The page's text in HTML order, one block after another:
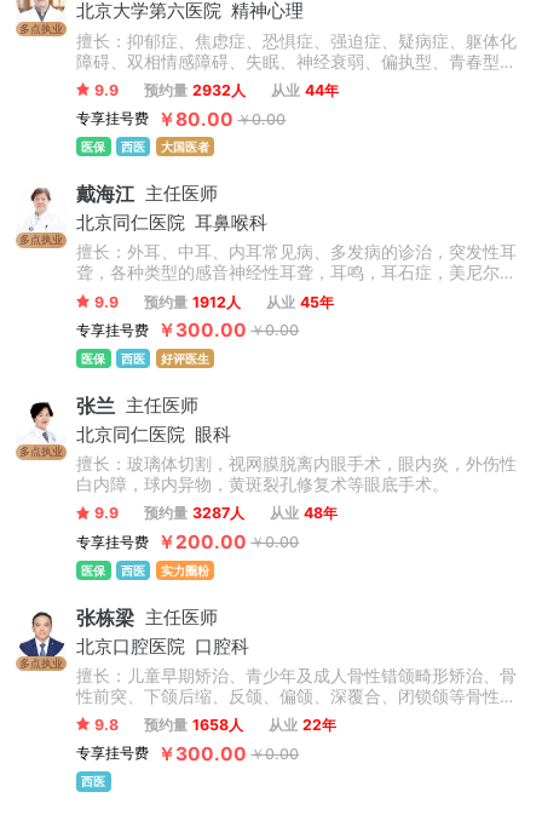
多点执业
北京大学第六医院 精神心理
擅长：抑郁症、焦虑症、恐惧症、强迫症、疑病症、躯体化
障碍、双相情感障碍、失眠、神经衰弱、偏执型、青春型、
紧张型、单纯型、未定型及其他型或待分类的精神障碍等精
神疾病。躁狂症、双相情感障碍、精神康复、精神障碍、精
神心理、睡眠障碍科、躁狂症、恐惧症、神经官能症、植物
神经紊乱、头痛头晕、更年期综合征、心理咨询、注意力不
9.9 预约量 2932人 从业 44年
专享挂号费
￥80.00 ￥0.00
医保 西医 大国医者
多点执业
戴海江 主任医师
北京同仁医院 耳鼻喉科
擅长：外耳、中耳、内耳常见病、多发病的诊治，突发性耳
聋，各种类型的感音神经性耳聋，耳鸣，耳石症，美尼尔氏
病等疾病的内外科治疗。先天性外中耳畸形的听力重建和整
形；慢性化脓性中耳炎的外科治疗，咽鼓管的解剖学研究，
义耳的临床和基础研究等。
9.9 预约量 1912人 从业 45年
专享挂号费
￥300.00 ￥0.00
医保 西医 好评医生
多点执业
张兰 主任医师
北京同仁医院
眼科
擅长：玻璃体切割，视网膜脱离内眼手术，眼内炎，外伤性
白内障，球内异物，黄斑裂孔修复术等眼底手术。
9.9 预约量 3287人 从业 48年
专享挂号费
￥200.00 ￥0.00
医保 西医 实力圈粉
多点执业
张栋梁 主任医师
北京口腔医院
口腔科
擅长：儿童早期矫治、青少年及成人骨性错颌畸形矫治、骨
性前突、下颌后缩、反颌、偏颌、深覆合、闭锁颌等骨性问
题矫治，不拔牙矫治技术，微种植支抗技术，正畸-正颌联合
治疗，牙周-正畸联合治疗，数字化舌侧及无托槽隐形矫治技
术，复杂病例矫治。累计完成矫治案例数万例。
9.8 预约量 1658人 从业 22年
专享挂号费
￥300.00 ￥0.00
西医